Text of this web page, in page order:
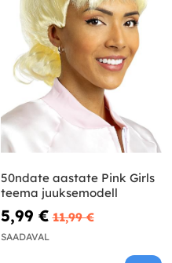
50ndate aastate Pink Girls
teema juuksemodell
5,99 € 11,99 €
SAADAVAL